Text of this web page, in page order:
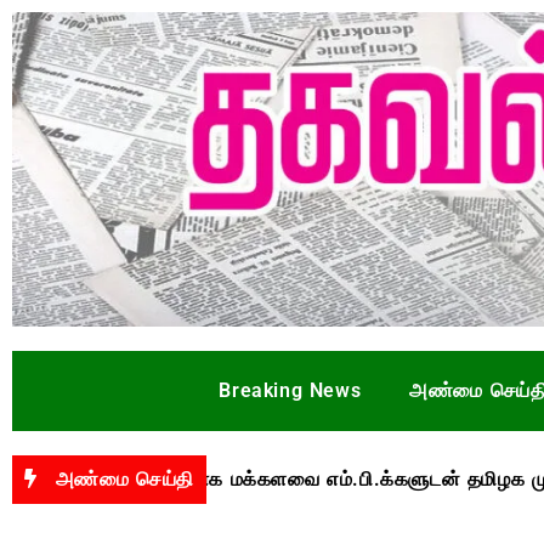
Breaking News அண்மை
அண்மை செய்தி
தொடர்பாக மக்களவை எம்.பி.க்களுடன் தமிழக முதல்வர்